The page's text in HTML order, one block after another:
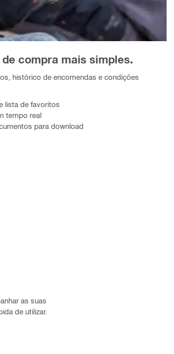
compra mais simples.
histórico de encomendas e condições
lista de favoritos
tempo real
para download
as suas
de utilizar.